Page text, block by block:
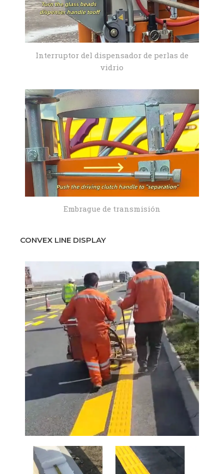
Interruptor del dispensador de perlas de
vidrio
Embrague de transmisión
CONVEX LINE DISPLAY